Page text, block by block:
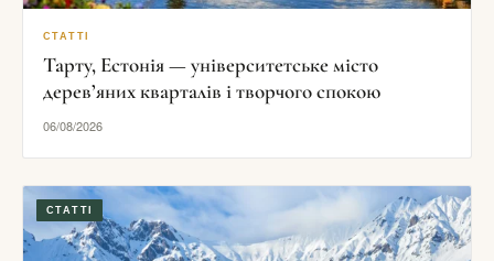
СТАТТІ
Тарту, Естонія — університетське місто
дерев’яних кварталів і творчого спокою
06/08/2026
СТАТТІ